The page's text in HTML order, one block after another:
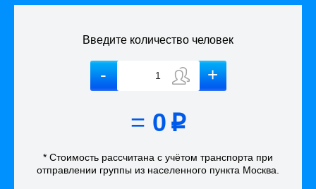
Введите количество человек
= 0 p
* Стоимость рассчитана с учётом транспорта при
отправлении группы из населенного пункта Москва